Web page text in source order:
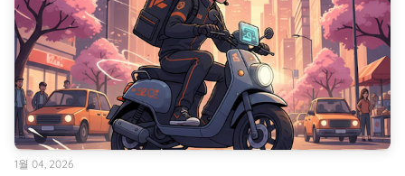
1월 04, 2026